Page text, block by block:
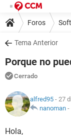
Foros
Tema Anterior
Porque no
Cerrado
alfred95 - 27
nanoman -
Hola,